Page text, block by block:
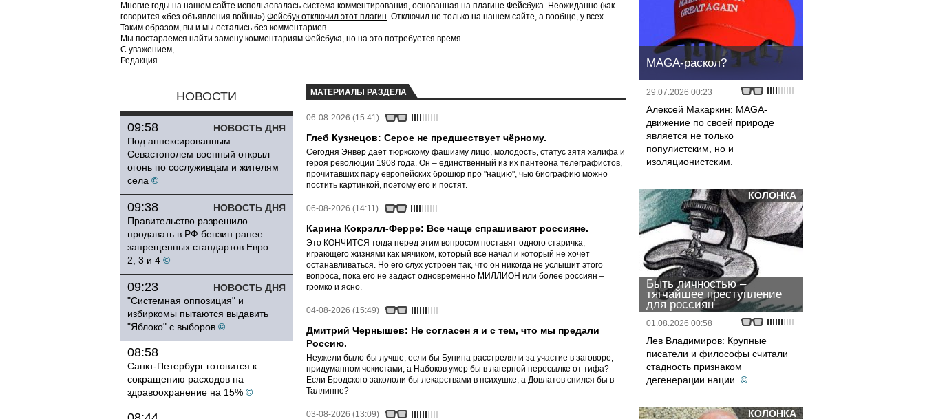
Многие годы на нашем сайте использовалась система комментирования, основанная на плагине Фейсбука. Неожиданно (как
говорится «без объявления войны») Фейсбук отключил этот плагин. Отключил не только на нашем сайте, а вообще, у всех.
Таким образом, вы и мы остались без комментариев.
Мы постараемся найти замену комментариям Фейсбука, но на это потребуется время.
С уважением,
Редакция
НОВОСТИ
НОВОСТЬ ДНЯ
09:58
Под аннексированным
Севастополем военный открыл
огонь по сослуживцам и жителям
села ©
НОВОСТЬ ДНЯ
09:38
Правительство разрешило
продавать в РФ бензин ранее
запрещенных стандартов Евро —
2, 3 и 4 ©
НОВОСТЬ ДНЯ
09:23
"Системная оппозиция" и
избиркомы пытаются выдавить
"Яблоко" с выборов ©
08:58
Санкт-Петербург готовится к
сокращению расходов на
здравоохранение на 15% ©
МАТЕРИАЛЫ РАЗДЕЛА
06-08-2026 (15:41)
Глеб Кузнецов: Серое не предшествует чёрному.
Сегодня Энвер дает тюркскому фашизму лицо, молодость, статус зятя халифа и
героя революции 1908 года. Он – единственный из их пантеона телеграфистов,
прочитавших пару европейских брошюр про "нацию", чью биографию можно
постить картинкой, поэтому его и постят.
06-08-2026 (14:11)
Карина Кокрэлл-Ферре: Все чаще спрашивают россияне.
Это КОНЧИТСЯ тогда перед этим вопросом поставят одного старичка,
играющего жизнями как мячиком, который все начал и который не хочет
останавливаться. Но его слух устроен так, что он никогда не услышит этого
вопроса, пока его не задаст одновременно МИЛЛИОН или более россиян –
громко и ясно.
04-08-2026 (15:49)
Дмитрий Чернышев: Не согласен я и с тем, что мы предали
Россию.
Неужели было бы лучше, если бы Бунина расстреляли за участие в заговоре,
придуманном чекистами, а Набоков умер бы в лагерной пересылке от тифа?
Если Бродского закололи бы лекарствами в психушке, а Довлатов спился бы в
Таллинне?
03-08-2026 (13:09)
MAGA-раскол?
29.07.2026 00:23
Алексей Макаркин: MAGA-
движение по своей природе
является не только
популистским, но и
изоляционистским.
КОЛОНКА
Быть личностью –
тягчайшее преступление
для россиян
01.08.2026 00:58
Лев Владимиров: Крупные
писатели и философы считали
стадность признаком
дегенерации нации. ©
КОЛОНКА